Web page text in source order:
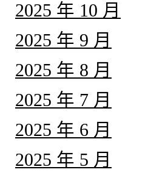
2025 年 10 月
2025 年 9 月
2025 年 8 月
2025 年 7 月
2025 年 6 月
2025 年 5 月